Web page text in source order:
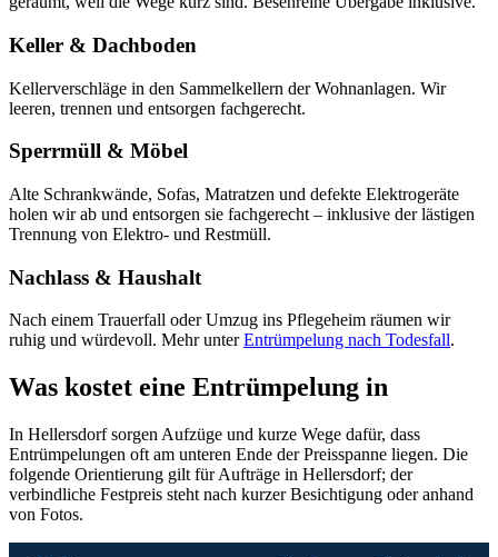
Keller & Dachboden
Kellerverschläge in den Sammelkellern der Wohnanlagen. Wir
leeren, trennen und entsorgen fachgerecht.
Sperrmüll & Möbel
Alte Schrankwände, Sofas, Matratzen und defekte Elektrogeräte
holen wir ab und entsorgen sie fachgerecht – inklusive der lästigen
Trennung von Elektro- und Restmüll.
Nachlass & Haushalt
Nach einem Trauerfall oder Umzug ins Pflegeheim räumen wir
ruhig und würdevoll. Mehr unterEntrümpelung nach Todesfall.
Was kostet eine Entrümpelung in
In Hellersdorf sorgen Aufzüge und kurze Wege dafür, dass
Entrümpelungen oft am unteren Ende der Preisspanne liegen. Die
folgende Orientierung gilt für Aufträge in Hellersdorf; der
verbindliche Festpreis steht nach kurzer Besichtigung oder anhand
von Fotos.